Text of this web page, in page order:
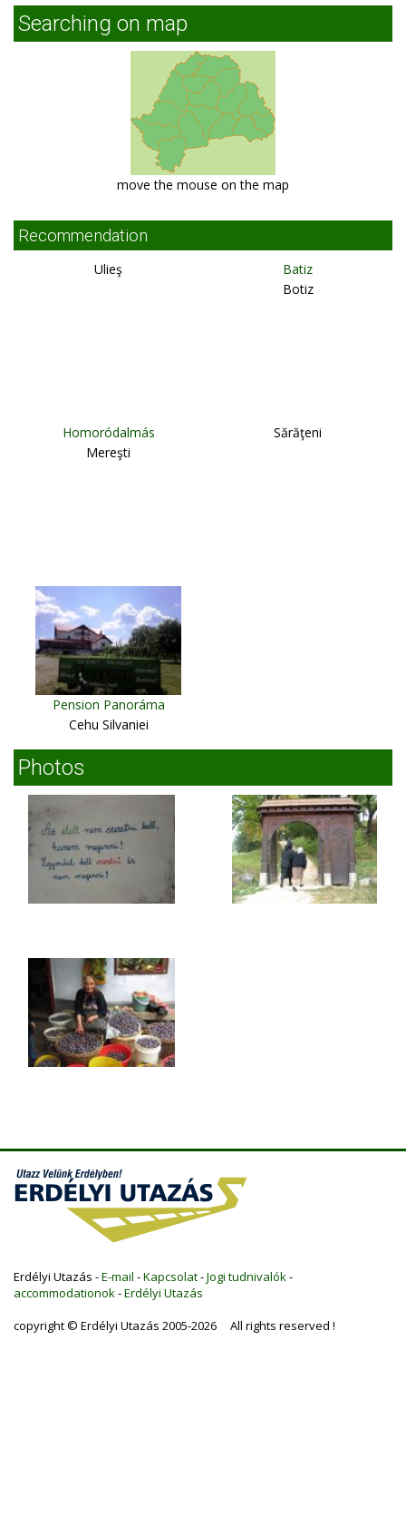
Searching on map
move the mouse on the map
Recommendation
Ulieş
Batiz
Botiz
Homoródalmás
Mereşti
Sărăţeni
Pension Panoráma
Cehu Silvaniei
Photos
Erdélyi Utazás -E-mail -Kapcsolat-Jogi tudnivalók-
accommodationok-Erdélyi Utazás
copyright © Erdélyi Utazás 2005-2026 All rights reserved !